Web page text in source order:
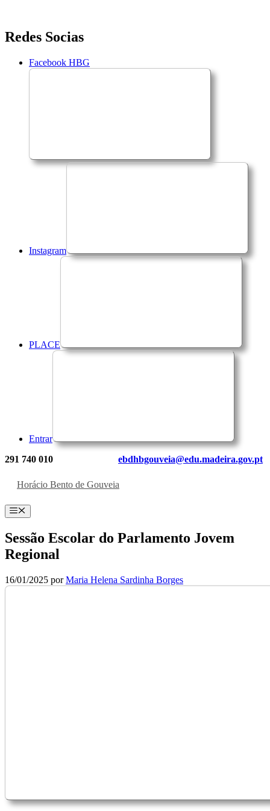
Saltar
para
conteúdo
Redes Socias
Facebook HBG
Instagram
PLACE
Entrar
291 740 010 ebdhbgouveia@edu.madeira.gov.pt
Horácio Bento de Gouveia
Menu
Sessão Escolar do Parlamento Jovem
Regional
16/01/2025 porMaria Helena Sardinha Borges